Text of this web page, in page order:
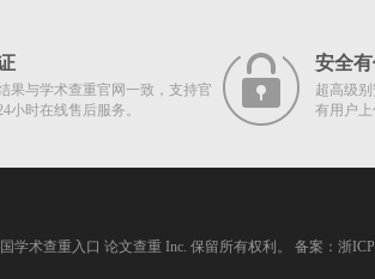
果与学术查重官网一致，支持官
小时在线售后服务。
安全
超高级
有用户
学术查重入口 论文查重 Inc. 保留所有权利。 备案： 浙